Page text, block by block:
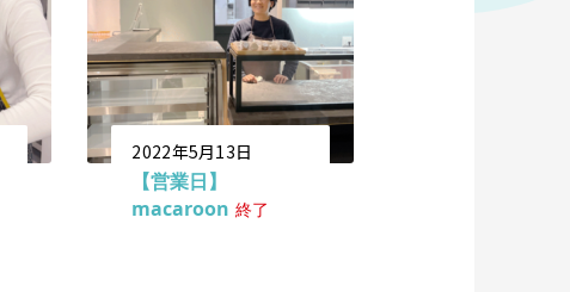
2022年5月13日
【営業日】
macaroon 終了